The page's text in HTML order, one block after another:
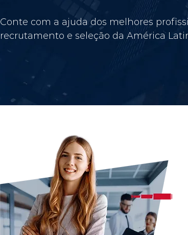
Conte com a ajuda dos melhores
recrutamento e seleção da América